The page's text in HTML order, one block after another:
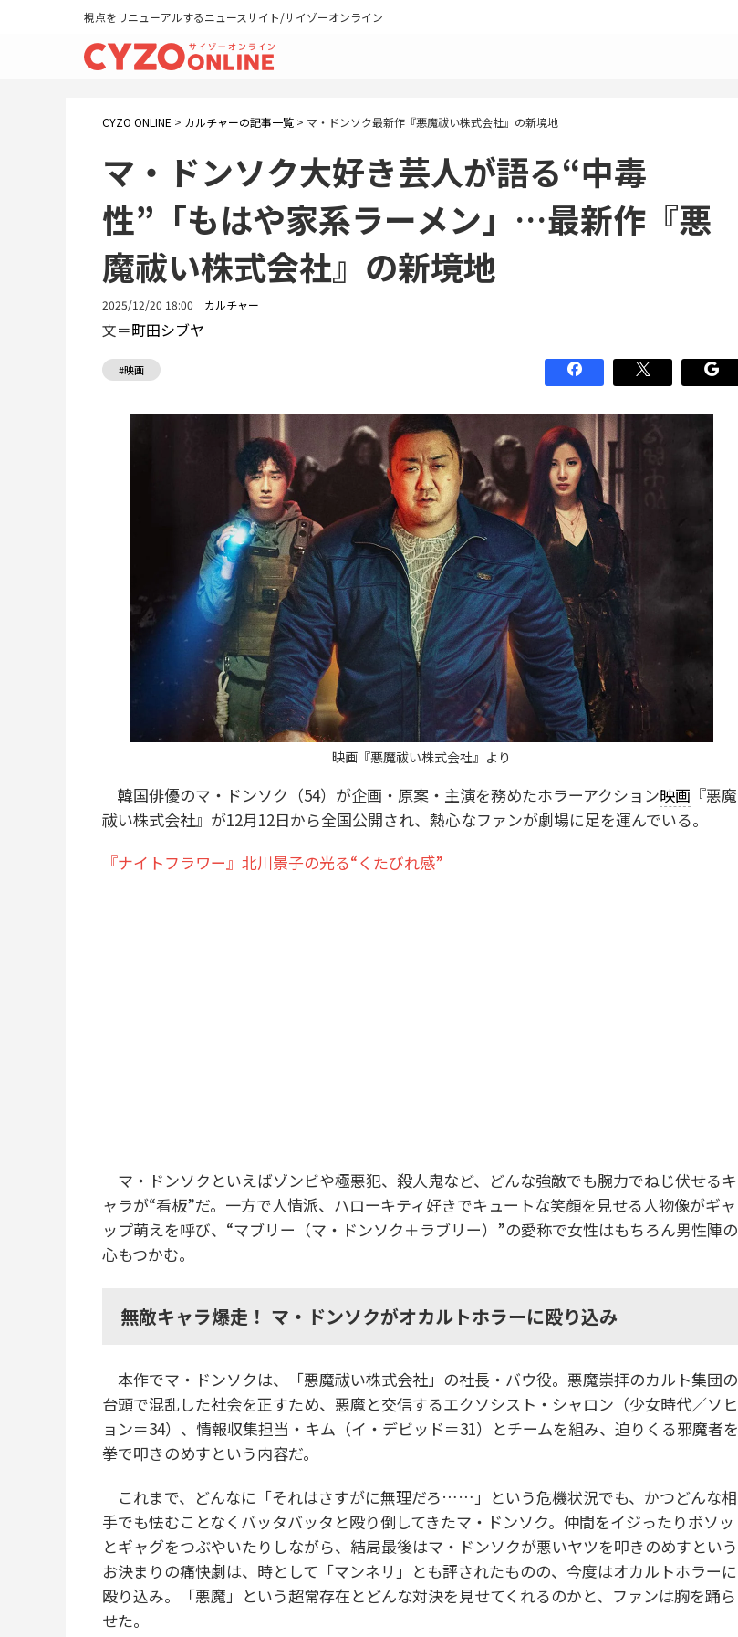
視点をリニューアルするニュースサイト/サイゾーオンライン
CYZO ONLINE > カルチャーの記事一覧 > マ・ドンソク最新作『悪魔祓い株式会社』の新境地
マ・ドンソク大好き芸人が語る“中毒
性”「もはや家系ラーメン」…最新作『悪
魔祓い株式会社』の新境地
2025/12/20 18:00 カルチャー
文＝町田シブヤ
#映画
映画『悪魔祓い株式会社』より
韓国俳優のマ・ドンソク（54）が企画・原案・主演を務めたホラーアクション映画 『悪魔
祓い株式会社』が12月12日から全国公開され、熱心なファンが劇場に足を運んでいる。
『ナイトフラワー』北川景子の光る“くたびれ感”
マ・ドンソクといえばゾンビや極悪犯、殺人鬼など、どんな強敵でも腕力でねじ伏せるキ
ャラが“看板”だ。一方で人情派、ハローキティ好きでキュートな笑顔を見せる人物像がギャ
ップ萌えを呼び、“マブリー（マ・ドンソク＋ラブリー）”の愛称で女性はもちろん男性陣の
心もつかむ。
無敵キャラ爆走！ マ・ドンソクがオカルトホラーに殴り込み
本作でマ・ドンソクは、「悪魔祓い株式会社」の社長・バウ役。悪魔崇拝のカルト集団の
台頭で混乱した社会を正すため、悪魔と交信するエクソシスト・シャロン（少女時代／ソヒ
ョン＝34）、情報収集担当・キム（イ・デビッド＝31）とチームを組み、迫りくる邪魔者を
拳で叩きのめすという内容だ。
これまで、どんなに「それはさすがに無理だろ……」という危機状況でも、かつどんな相
手でも怯むことなくバッタバッタと殴り倒してきたマ・ドンソク。仲間をイジったりボソッ
とギャグをつぶやいたりしながら、結局最後はマ・ドンソクが悪いヤツを叩きのめすという
お決まりの痛快劇は、時として「マンネリ」とも評されたものの、今度はオカルトホラーに
殴り込み。「悪魔」という超常存在とどんな対決を見せてくれるのかと、ファンは胸を踊ら
せた。